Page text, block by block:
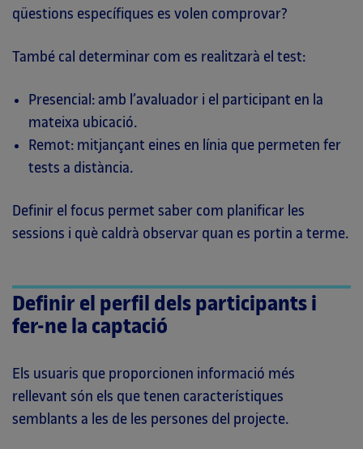
qüestions específiques es volen comprovar?
També cal determinar com es realitzarà el test:
Presencial: amb l’avaluador i el participant en la
mateixa ubicació.
Remot: mitjançant eines en línia que permeten fer
tests a distància.
Definir el focus permet saber com planificar les
sessions i què caldrà observar quan es portin a terme.
Definir el perfil dels participants i
fer-ne la captació
Els usuaris que proporcionen informació més
rellevant són els que tenen característiques
semblants a les de les persones del projecte.